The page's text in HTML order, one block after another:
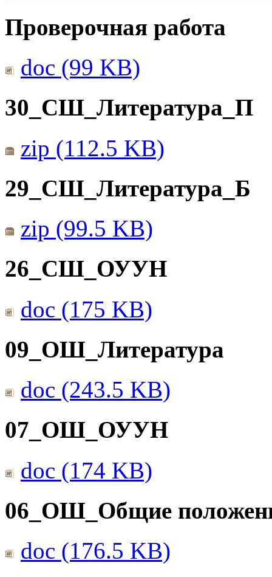
Проверочная работа
doc (99 KB)
30_СШ_Литература_П
zip (112.5 KB)
29_СШ_Литература_Б
zip (99.5 KB)
26_СШ_ОУУН
doc (175 KB)
09_ОШ_Литература
doc (243.5 KB)
07_ОШ_ОУУН
doc (174 KB)
06_ОШ_Общие
doc (176.5 KB)